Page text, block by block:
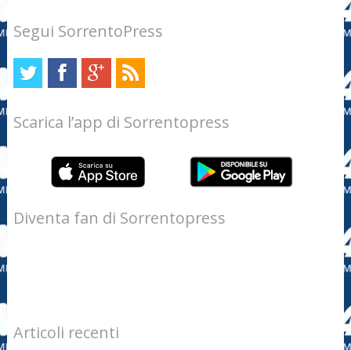
Segui SorrentoPress
Scarica l’app di Sorrentopress
Diventa fan di Sorrentopress
Articoli recenti